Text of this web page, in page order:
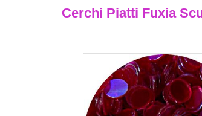
Cerchi Piatti Fuxia